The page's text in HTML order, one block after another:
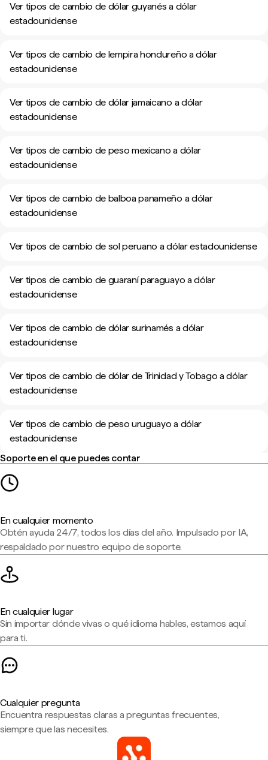
Ver tipos de cambio de dólar guyanés a dólar
estadounidense
Ver tipos de cambio de lempira hondureño a dólar
estadounidense
Ver tipos de cambio de dólar jamaicano a dólar
estadounidense
Ver tipos de cambio de peso mexicano a dólar
estadounidense
Ver tipos de cambio de balboa panameño a dólar
estadounidense
Ver tipos de cambio de sol peruano a dólar estadounidense
Ver tipos de cambio de guaraní paraguayo a dólar
estadounidense
Ver tipos de cambio de dólar surinamés a dólar
estadounidense
Ver tipos de cambio de dólar de Trinidad y Tobago a dólar
estadounidense
Ver tipos de cambio de peso uruguayo a dólar
estadounidense
Soporte en el que puedes contar
En cualquier momento
Obtén ayuda 24/7, todos los días del año. Impulsado por IA,
respaldado por nuestro equipo de soporte.
En cualquier lugar
Sin importar dónde vivas o qué idioma hables, estamos aquí
para ti.
Cualquier pregunta
Encuentra respuestas claras a preguntas frecuentes,
siempre que las necesites.